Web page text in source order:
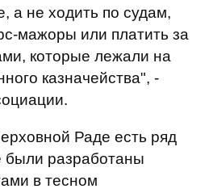
а не ходить по судам,
мажоры или платить за
которые лежали на
казначейства", -
Раде есть ряд
были разработаны
в тесном